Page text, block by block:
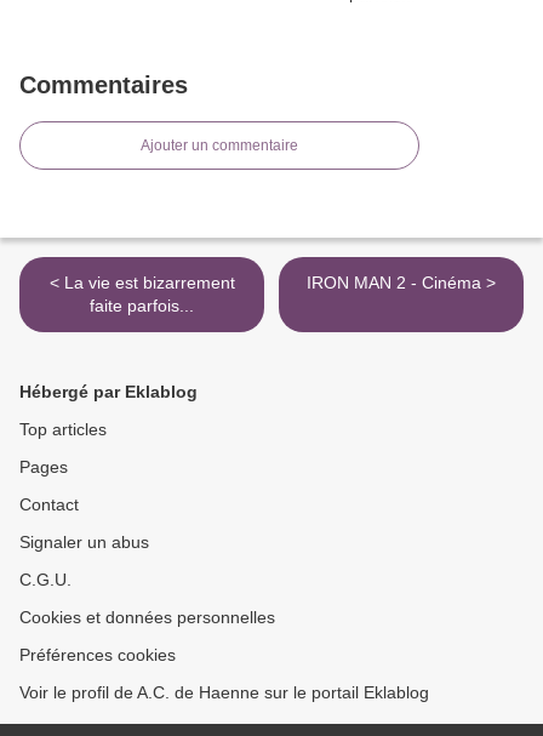
Commentaires
Ajouter un commentaire
< La vie est bizarrement
faite parfois...
IRON MAN 2 - Cinéma >
Hébergé par Eklablog
Top articles
Pages
Contact
Signaler un abus
C.G.U.
Cookies et données personnelles
Préférences cookies
Voir le profil de A.C. de Haenne sur le portail Eklablog